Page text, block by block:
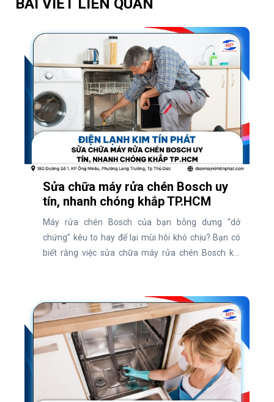
BÀI VIẾT LIÊN QUAN
Sửa chữa máy rửa chén Bosch uy
tín, nhanh chóng khắp TP.HCM
Máy rửa chén Bosch của bạn bỗng dưng “dở
chứng” kêu to hay để lại mùi hôi khó chịu? Bạn có
biết rằng việc sửa chữa máy rửa chén Bosch kịp
vấn đề này ngày càng tăng cao. Vậy đâu là địa chỉ
sửa chữa máy rửa chén Bosch chuyên nghiệp?
Cùng khám phá ngay qua bài viết dưới đây!